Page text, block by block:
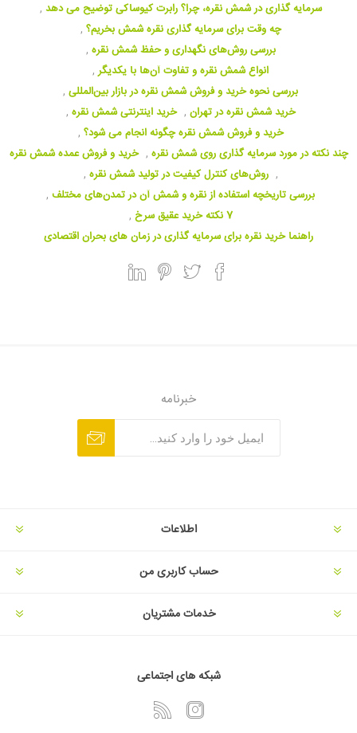
سرمایه گذاری در شمش نقره، چرا؟ رابرت کیوساکی توضیح می دهد ,
چه وقت برای سرمایه گذاری نقره شمش بخریم؟ ,
بررسی روش‌های نگهداری و حفظ شمش نقره ,
انواع شمش نقره و تفاوت آن‌ها با یکدیگر ,
بررسی نحوه خرید و فروش شمش نقره در بازار بین‌المللی ,
خرید شمش نقره در تهران , خرید اینترنتی شمش نقره ,
خرید و فروش شمش نقره چگونه انجام می شود؟ ,
چند نکته در مورد سرمایه گذاری روی شمش نقره , خرید و فروش عمده شمش نقره
, روش‌های کنترل کیفیت در تولید شمش نقره ,
بررسی تاریخچه استفاده از نقره و شمش آن در تمدن‌های مختلف ,
7 نکته خرید عقیق سرخ
,
راهنما خرید نقره برای سرمایه گذاری در زمان های بحران اقتصادی
خبرنامه
اطلاعات
حساب کاربری من
خدمات مشتریان
شبکه های اجتماعی